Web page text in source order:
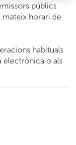
públics
mateix horari de
habituals
electrònica o als